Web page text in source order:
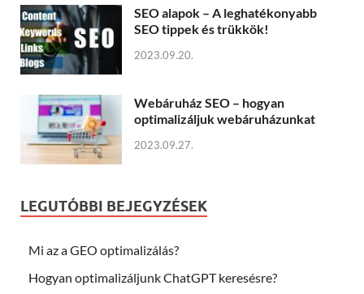
SEO alapok – A leghatékonyabb
SEO tippek és trükkök!
2023.09.20.
Webáruház SEO – hogyan
optimalizáljuk webáruházunkat
2023.09.27.
LEGUTÓBBI BEJEGYZÉSEK
Mi az a GEO optimalizálás?
Hogyan optimalizáljunk ChatGPT keresésre?